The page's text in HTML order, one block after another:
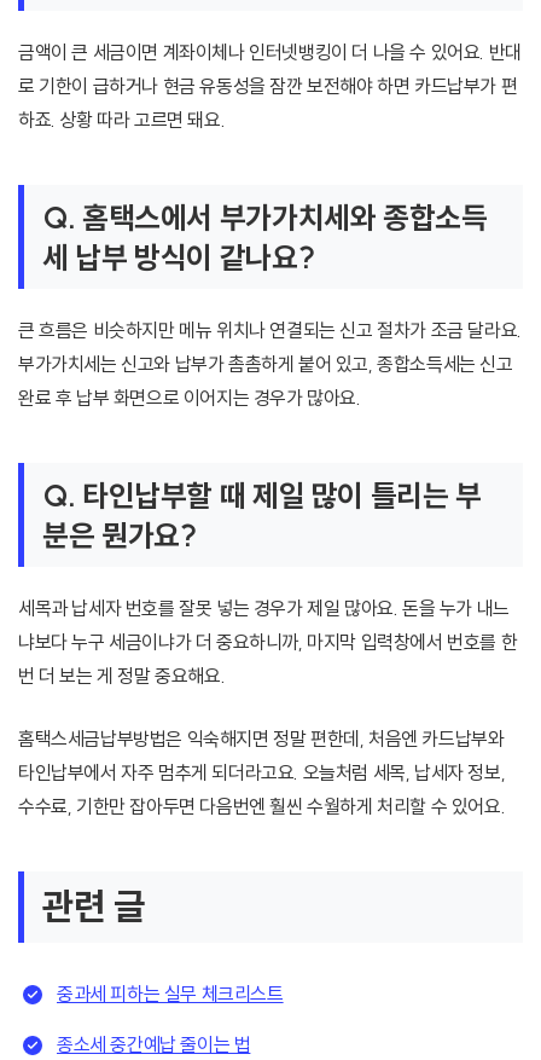
금액이 큰 세금이면 계좌이체나 인터넷뱅킹이 더 나을 수 있어요. 반대
로 기한이 급하거나 현금 유동성을 잠깐 보전해야 하면 카드납부가 편
하죠. 상황 따라 고르면 돼요.
Q. 홈택스에서 부가가치세와 종합소득
세 납부 방식이 같나요?
큰 흐름은 비슷하지만 메뉴 위치나 연결되는 신고 절차가 조금 달라요.
부가가치세는 신고와 납부가 촘촘하게 붙어 있고, 종합소득세는 신고
완료 후 납부 화면으로 이어지는 경우가 많아요.
Q. 타인납부할 때 제일 많이 틀리는 부
분은 뭔가요?
세목과 납세자 번호를 잘못 넣는 경우가 제일 많아요. 돈을 누가 내느
냐보다 누구 세금이냐가 더 중요하니까, 마지막 입력창에서 번호를 한
번 더 보는 게 정말 중요해요.
홈택스세금납부방법은 익숙해지면 정말 편한데, 처음엔 카드납부와
타인납부에서 자주 멈추게 되더라고요. 오늘처럼 세목, 납세자 정보,
수수료, 기한만 잡아두면 다음번엔 훨씬 수월하게 처리할 수 있어요.
관련 글
중과세 피하는 실무 체크리스트
종소세 중간예납 줄이는 법